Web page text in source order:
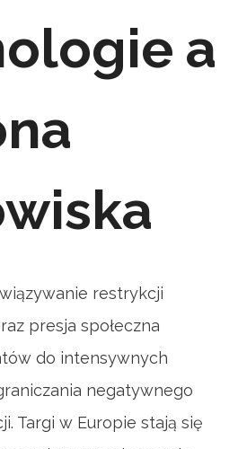
a
restrykcji
presja społeczna
do intensywnych
negatywnego
Targi w Europie stają się